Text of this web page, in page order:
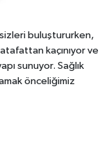
buluştururken,
kaçınıyor ve
sunuyor. Sağlık
önceliğimiz